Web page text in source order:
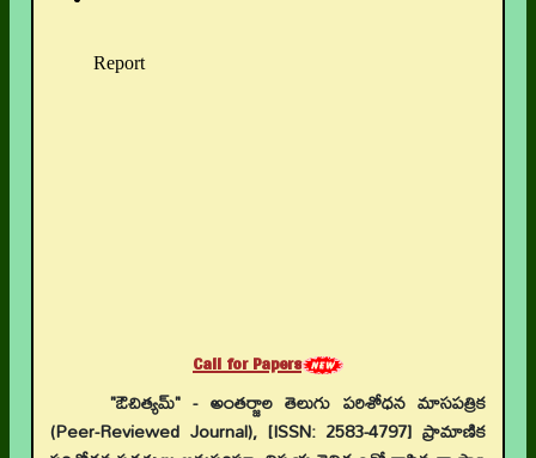
Call for Papers
"ఔచిత్యమ్" - అంతర్జాల తెలుగు పరిశోధన మాసపత్రిక
(Peer-Reviewed Journal), [ISSN: 2583-4797] ప్రామాణిక